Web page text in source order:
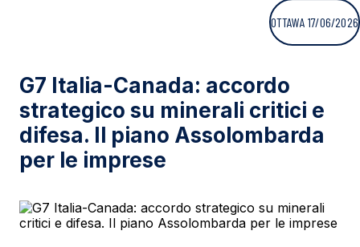
OTTAWA 17/06/2026
G7 Italia-Canada: accordo
strategico su minerali critici e
difesa. Il piano Assolombarda
per le imprese